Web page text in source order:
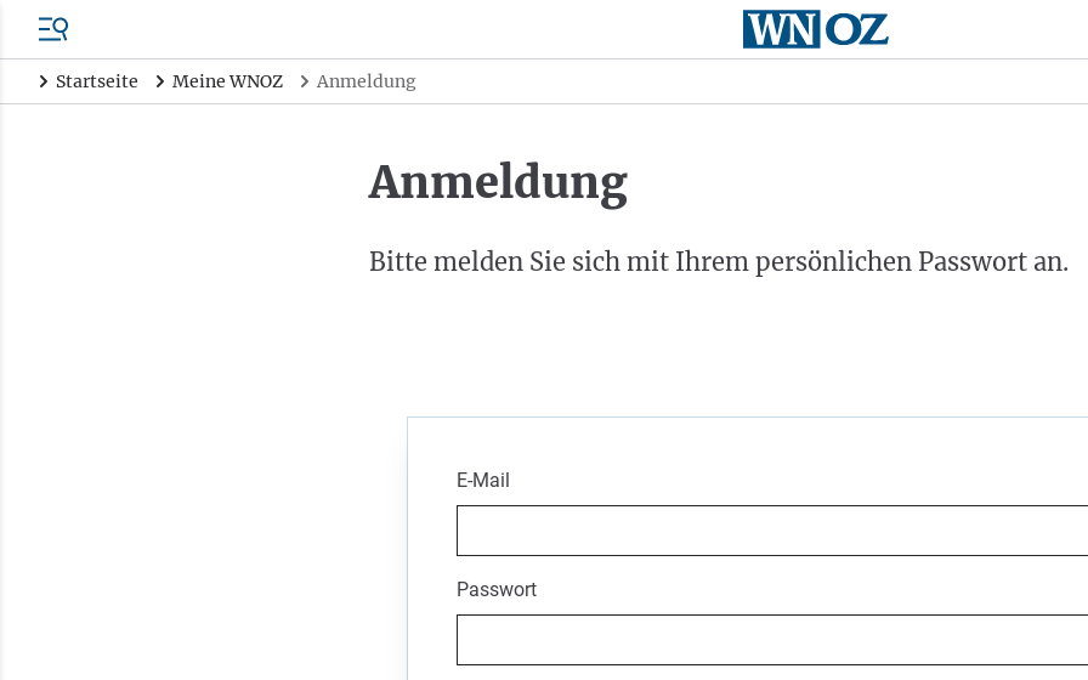
Startseite Meine WNOZ Anmeldung
Anmeldung
Bitte melden Sie sich mit Ihrem persönlichen Passwort an.
E-Mail
Passwort